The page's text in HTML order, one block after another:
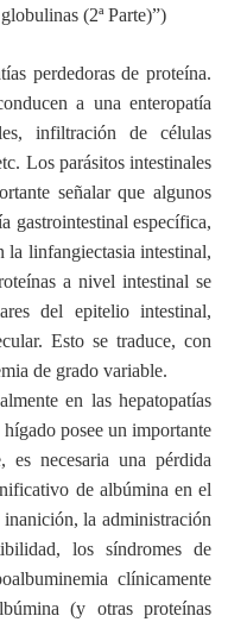
(2ª Parte)”)
perdedoras de proteína.
a una enteropatía
infiltración de células
Los parásitos intestinales
señalar que algunos
gastrointestinal específica,
la linfangiectasia intestinal,
a nivel intestinal se
del epitelio intestinal,
Esto se traduce, con
de grado variable.
en las hepatopatías
posee un importante
es necesaria una pérdida
de albúmina en el
inanición, la administración
los síndromes de
clínicamente
(y otras proteínas